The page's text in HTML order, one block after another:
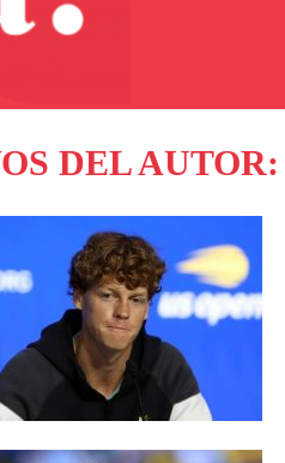
DEL AUTOR: